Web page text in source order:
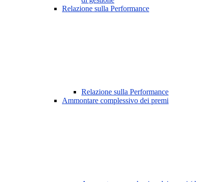
Relazione sulla Performance
Relazione sulla Performance
Ammontare complessivo dei premi